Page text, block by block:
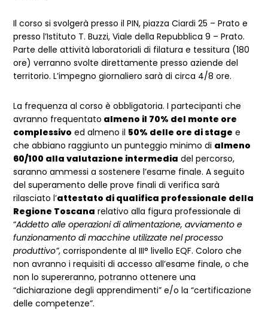
Il corso si svolgerà presso il PIN, piazza Ciardi 25 – Prato e
presso l’Istituto T. Buzzi, Viale della Repubblica 9 – Prato.
Parte delle attività laboratoriali di filatura e tessitura (180
ore) verranno svolte direttamente presso aziende del
territorio. L’impegno giornaliero sarà di circa 4/8 ore.
La frequenza al corso è obbligatoria. I partecipanti che
avranno frequentato almeno il 70% del monte ore
complessivo ed almeno il 50% delle ore di stage e
che abbiano raggiunto un punteggio minimo di almeno
60/100 alla valutazione intermedia del percorso,
saranno ammessi a sostenere l’esame finale. A seguito
del superamento delle prove finali di verifica sarà
rilasciato l’attestato di qualifica professionale della
Regione Toscana relativo alla figura professionale di
“Addetto alle operazioni di alimentazione, avviamento e
funzionamento di macchine utilizzate nel processo
produttivo”, corrispondente al III° livello EQF. Coloro che
non avranno i requisiti di accesso all’esame finale, o che
non lo supereranno, potranno ottenere una
“dichiarazione degli apprendimenti” e/o la “certificazione
delle competenze”.